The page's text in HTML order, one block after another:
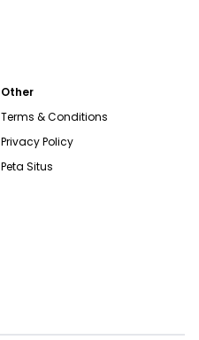
Other
Terms & Conditions
Privacy Policy
Peta Situs